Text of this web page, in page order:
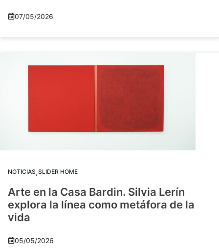
07/05/2026
NOTICIAS,SLIDER HOME
Arte en la Casa Bardin. Silvia Lerín
explora la línea como metáfora de la
vida
05/05/2026